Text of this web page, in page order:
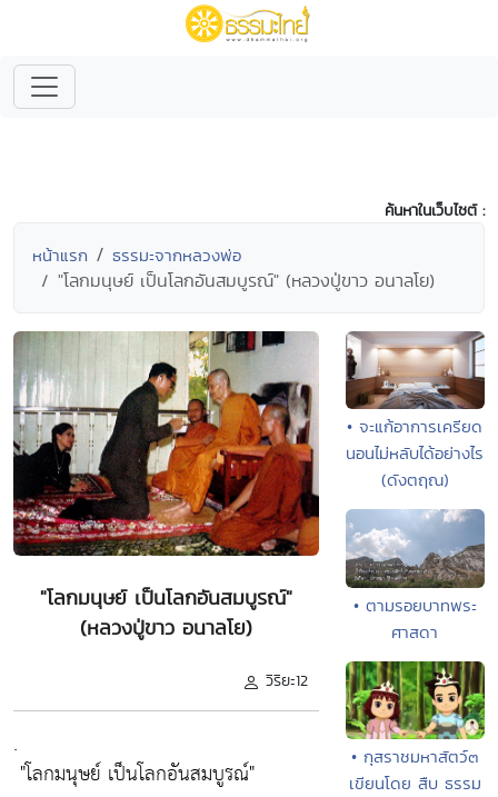
ค้นหาในเว็บไซต์ :
หน้าแรก ธรรมะจากหลวงพ่อ
"โลกมนุษย์ เป็นโลกอันสมบูรณ์" (หลวงปู่ขาว อนาลโย)
"โลกมนุษย์ เป็นโลกอันสมบูรณ์"
(หลวงปู่ขาว อนาลโย)
วิริยะ12
.
"โลกมนุษย์ เป็นโลกอันสมบูรณ์"
• จะแก้อาการเครียด
นอนไม่หลับได้อย่างไร
(ดังตฤณ)
• ตามรอยบาทพระ
ศาสดา
• กุสราชมหาสัตว์๓
เขียนโดย สืบ ธรรม